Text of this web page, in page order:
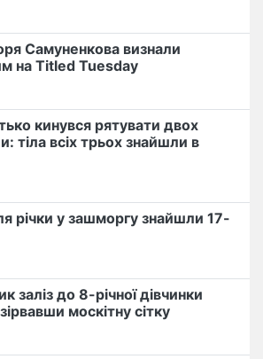
Самуненкова визнали
на Titled Tuesday
кинувся рятувати двох
тіла всіх трьох знайшли в
річки у зашморгу знайшли 17-
заліз до 8-річної дівчинки
москітну сітку